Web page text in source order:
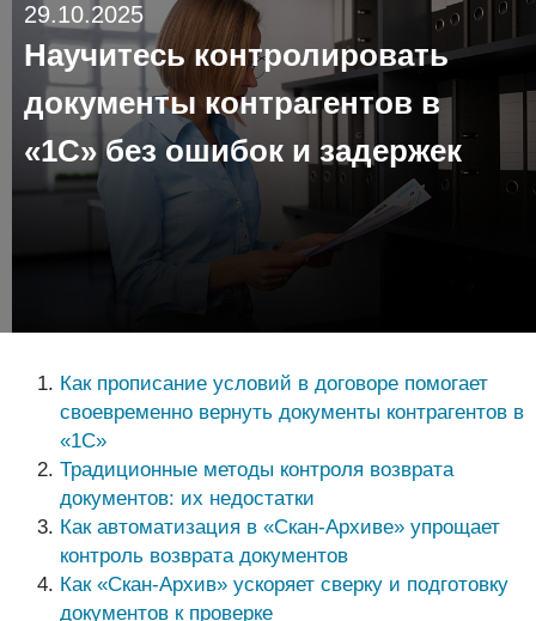
29.10.2025
Научитесь контролировать
документы контрагентов в
«1С» без ошибок и задержек
Как прописание условий в договоре помогает
своевременно вернуть документы контрагентов в
«1С»
Традиционные методы контроля возврата
документов: их недостатки
Как автоматизация в «Скан-Архиве» упрощает
контроль возврата документов
Как «Скан-Архив» ускоряет сверку и подготовку
документов к проверке